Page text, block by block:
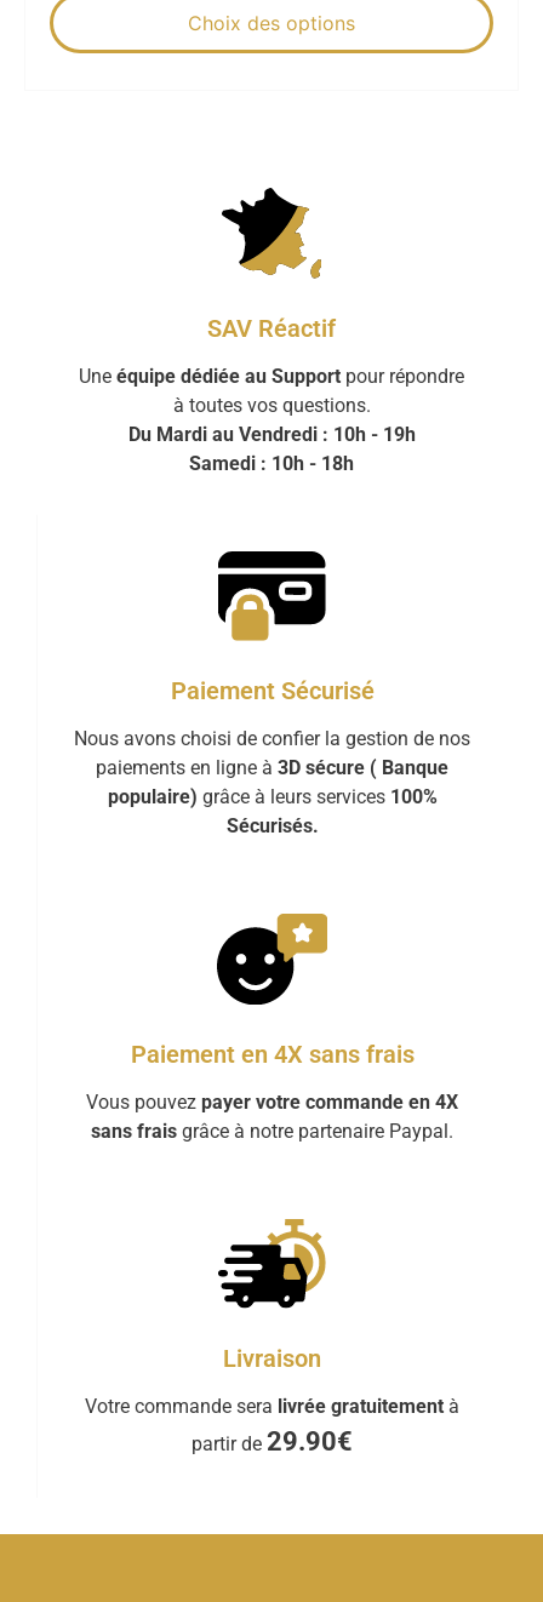
Choix des options
SAV Réactif
Une équipe dédiée au Support pour répondre
à toutes vos questions.
Du Mardi au Vendredi : 10h - 19h
Samedi : 10h - 18h
Paiement Sécurisé
Nous avons choisi de confier la gestion de nos
paiements en ligne à 3D sécure ( Banque
populaire) grâce à leurs services 100%
Sécurisés.
Paiement en 4X sans frais
Vous pouvez payer votre commande en 4X
sans frais grâce à notre partenaire Paypal.
Livraison
Votre commande sera livrée gratuitement à
partir de 29.90€